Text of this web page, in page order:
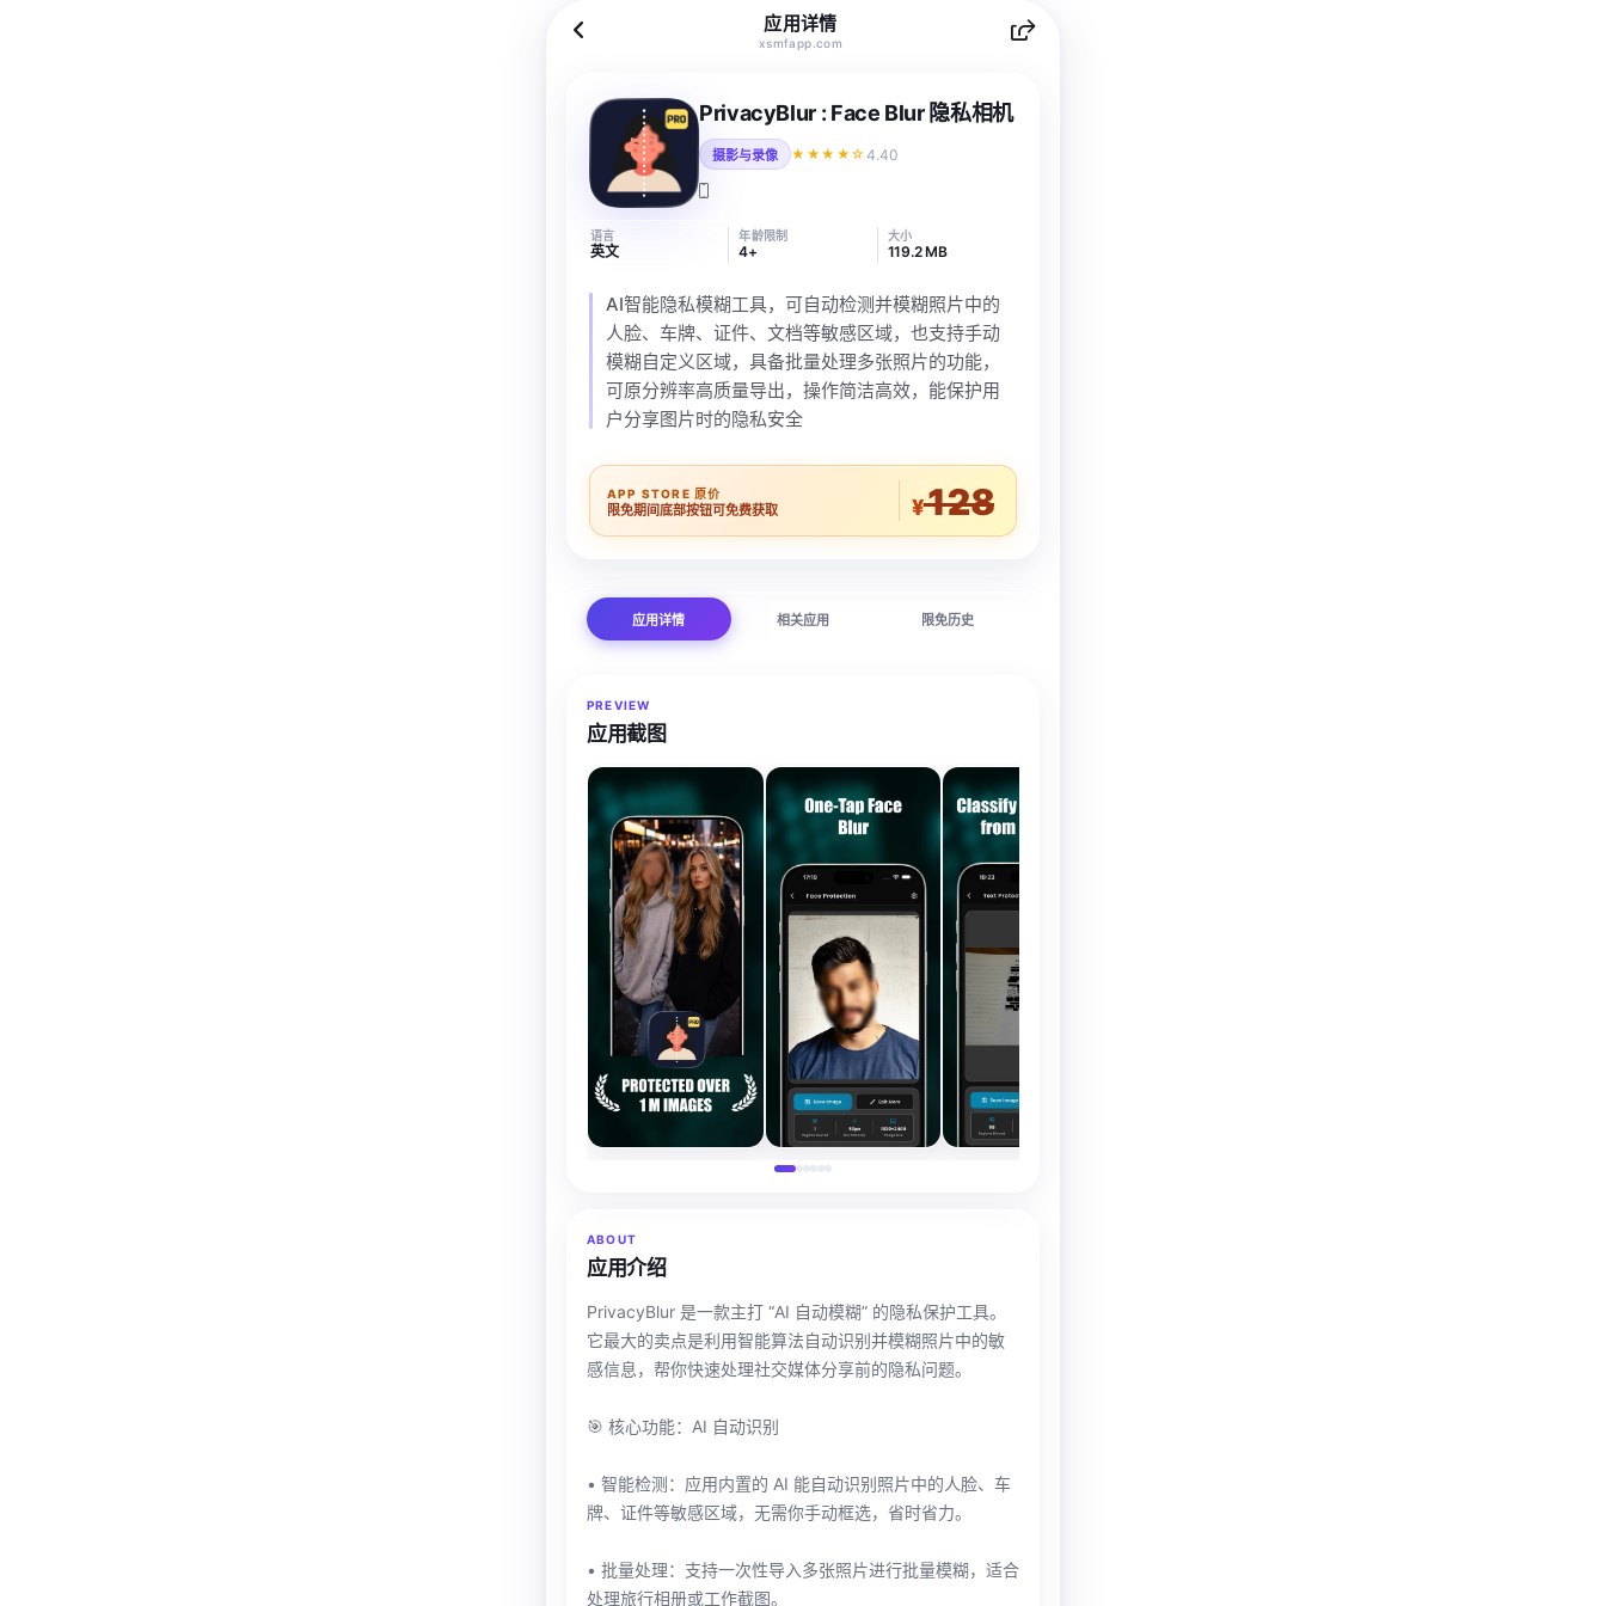
应用详情
xsmfapp.com
PrivacyBlur : Face Blur 隐私相机
摄影与录像 ★★★★☆ 4.40
语言
英文
年龄限制
4+
大小
119.2 MB
AI智能隐私模糊工具，可自动检测并模糊照片中的
人脸、车牌、证件、文档等敏感区域，也支持手动
模糊自定义区域，具备批量处理多张照片的功能，
可原分辨率高质量导出，操作简洁高效，能保护用
户分享图片时的隐私安全
APP STORE 原价
限免期间底部按钮可免费获取 ¥128
应用详情 相关应用 限免历史
PREVIEW
应用截图
ABOUT
应用介绍
PrivacyBlur 是一款主打 “AI 自动模糊” 的隐私保护工具。
它最大的卖点是利用智能算法自动识别并模糊照片中的敏
感信息，帮你快速处理社交媒体分享前的隐私问题。
🎯 核心功能：AI 自动识别
• 智能检测：应用内置的 AI 能自动识别照片中的人脸、车
牌、证件等敏感区域，无需你手动框选，省时省力。
• 批量处理：支持一次性导入多张照片进行批量模糊，适合
处理旅行相册或工作截图。